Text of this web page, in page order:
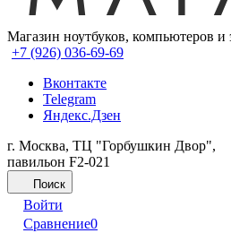
Магазин ноутбуков, компьютеров и
+7 (926) 036-69-69
Вконтакте
Telegram
Яндекс.Дзен
г. Москва, ТЦ "Горбушкин Двор",
павильон F2-021
Поиск
Войти
Сравнение0